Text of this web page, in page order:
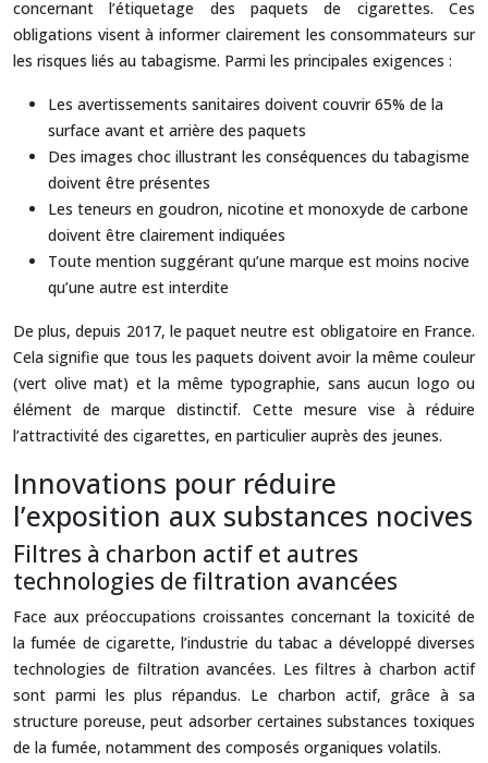
concernant l’étiquetage des paquets de cigarettes. Ces
obligations visent à informer clairement les consommateurs sur
les risques liés au tabagisme. Parmi les principales exigences :
Les avertissements sanitaires doivent couvrir 65% de la
surface avant et arrière des paquets
Des images choc illustrant les conséquences du tabagisme
doivent être présentes
Les teneurs en goudron, nicotine et monoxyde de carbone
doivent être clairement indiquées
Toute mention suggérant qu’une marque est moins nocive
qu’une autre est interdite
De plus, depuis 2017, le paquet neutre est obligatoire en France.
Cela signifie que tous les paquets doivent avoir la même couleur
(vert olive mat) et la même typographie, sans aucun logo ou
élément de marque distinctif. Cette mesure vise à réduire
l’attractivité des cigarettes, en particulier auprès des jeunes.
Innovations pour réduire
l’exposition aux substances nocives
Filtres à charbon actif et autres
technologies de filtration avancées
Face aux préoccupations croissantes concernant la toxicité de
la fumée de cigarette, l’industrie du tabac a développé diverses
technologies de filtration avancées. Les filtres à charbon actif
sont parmi les plus répandus. Le charbon actif, grâce à sa
structure poreuse, peut adsorber certaines substances toxiques
de la fumée, notamment des composés organiques volatils.